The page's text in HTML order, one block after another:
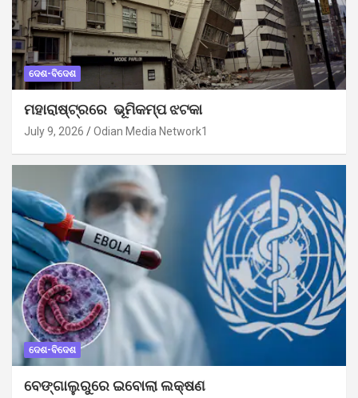
ଦେଶ-ବିଦେଶ
ମହାରାଷ୍ଟ୍ରରେ ଭୂମିକମ୍ପ ଝଟକା
July 9, 2026 Odian Media Network1
ଦେଶ-ବିଦେଶ
ବେଙ୍ଗାଲୁରୁରେ ଇବୋଲା ଲକ୍ଷଣ